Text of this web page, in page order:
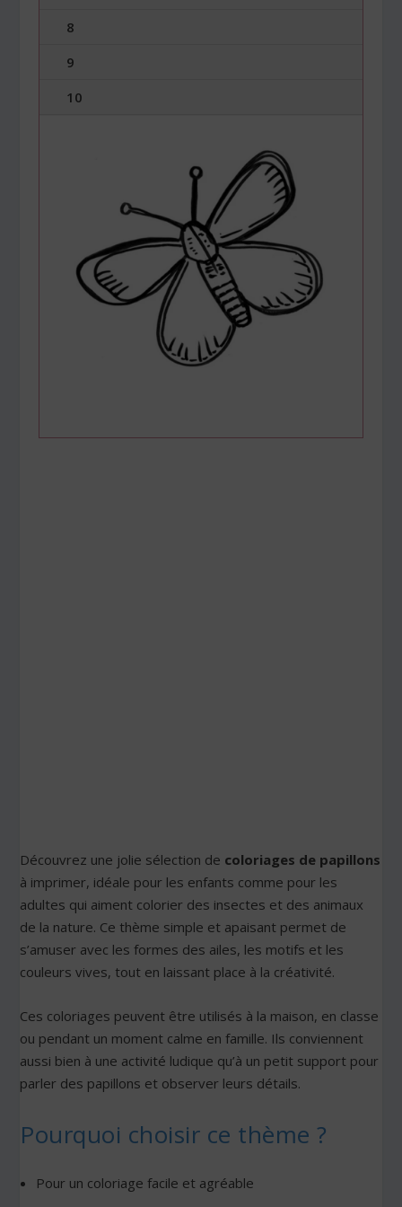
8
9
10
Découvrez une jolie sélection de coloriages de papillons
à imprimer, idéale pour les enfants comme pour les
adultes qui aiment colorier des insectes et des animaux
de la nature. Ce thème simple et apaisant permet de
s’amuser avec les formes des ailes, les motifs et les
couleurs vives, tout en laissant place à la créativité.
Ces coloriages peuvent être utilisés à la maison, en classe
ou pendant un moment calme en famille. Ils conviennent
aussi bien à une activité ludique qu’à un petit support pour
parler des papillons et observer leurs détails.
Pourquoi choisir ce thème ?
Pour un coloriage facile et agréable